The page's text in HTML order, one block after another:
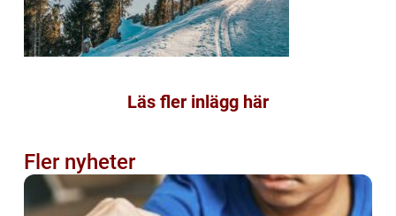
Läs fler inlägg här
Fler nyheter